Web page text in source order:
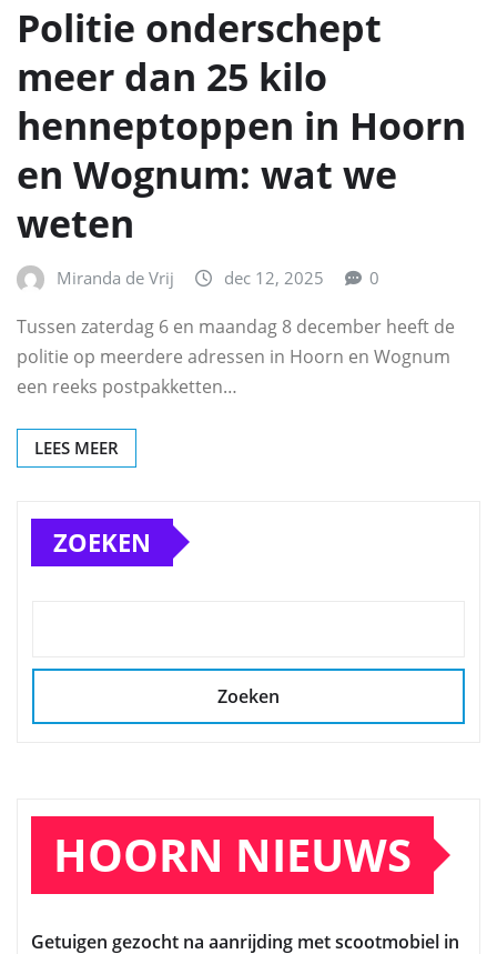
Politie onderschept
meer dan 25 kilo
henneptoppen in Hoorn
en Wognum: wat we
weten
Miranda de Vrij dec 12, 2025 0
Tussen zaterdag 6 en maandag 8 december heeft de
politie op meerdere adressen in Hoorn en Wognum
een reeks postpakketten…
LEES MEER
ZOEKEN
Zoeken
HOORN NIEUWS
Getuigen gezocht na aanrijding met scootmobiel in